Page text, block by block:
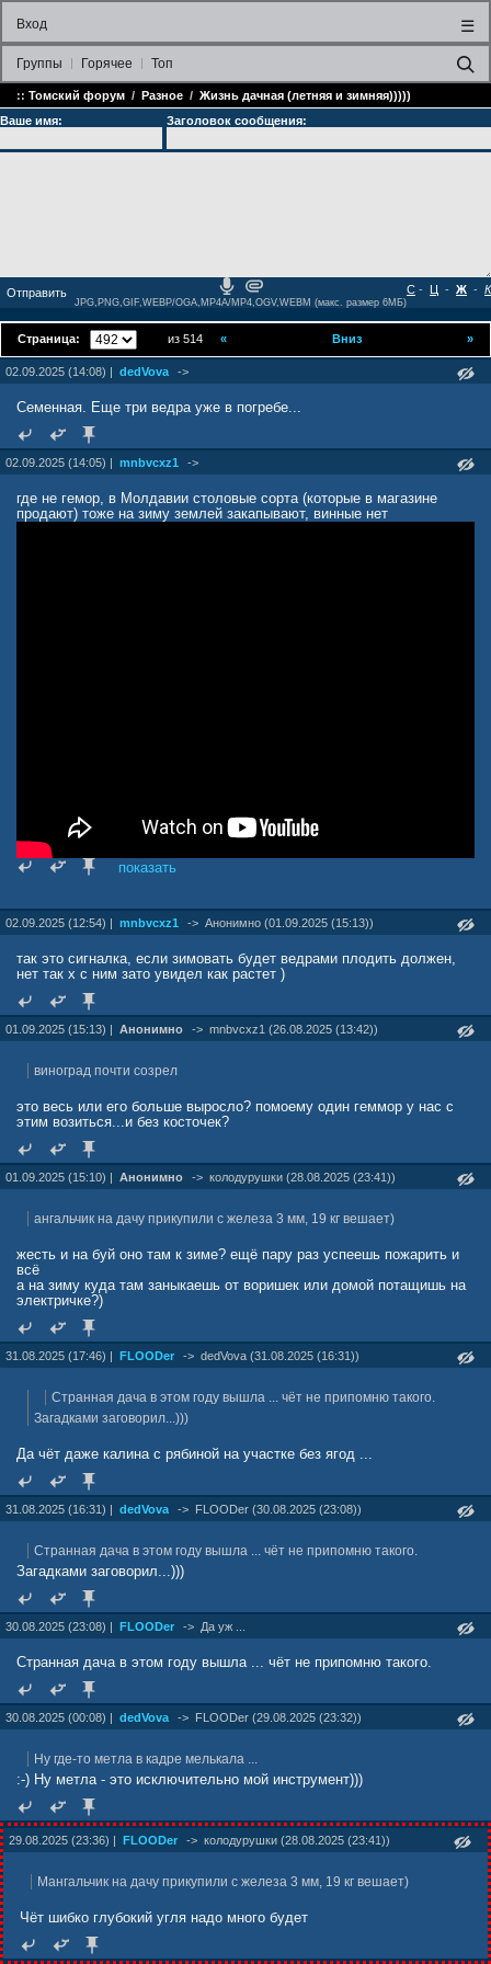
Вход ☰
Группы Горячее Топ
:: Томский форум / Разное / Жизнь дачная (летняя и зимняя)))))
Ваше имя:
Заголовок сообщения:
- Ц - Ж - К
С
JPG,PNG,GIF,WEBP/OGA,MP4A/MP4,OGV,WEBM (макс. размер 6МБ)
Страница: из 514 »
« Вниз
02.09.2025 (14:08) | dedVova ->
Семенная. Еще три ведра уже в погребе...
02.09.2025 (14:05) | mnbvcxz1 ->
где не гемор, в Молдавии столовые сорта (которые в магазине
продают) тоже на зиму землей закапывают, винные нет
показать
02.09.2025 (12:54) | mnbvcxz1 -> Анонимно (01.09.2025 (15:13))
так это сигналка, если зимовать будет ведрами плодить должен,
нет так х с ним зато увидел как растет )
01.09.2025 (15:13) | Анонимно -> mnbvcxz1 (26.08.2025 (13:42))
виноград почти созрел
это весь или его больше выросло? помоему один геммор у нас с
этим возиться...и без косточек?
01.09.2025 (15:10) | Анонимно -> колодурушки (28.08.2025 (23:41))
ангальчик на дачу прикупили с железа 3 мм, 19 кг вешает)
жесть и на буй оно там к зиме? ещё пару раз успеешь пожарить и
всё
а на зиму куда там заныкаешь от воришек или домой потащишь на
электричке?)
31.08.2025 (17:46) | FLOODer -> dedVova (31.08.2025 (16:31))
Странная дача в этом году вышла ... чёт не припомню такого.
Загадками заговорил...)))
Да чёт даже калина с рябиной на участке без ягод ...
31.08.2025 (16:31) | dedVova -> FLOODer (30.08.2025 (23:08))
Странная дача в этом году вышла ... чёт не припомню такого.
Загадками заговорил...)))
30.08.2025 (23:08) | FLOODer -> Да уж ...
Странная дача в этом году вышла ... чёт не припомню такого.
30.08.2025 (00:08) | dedVova -> FLOODer (29.08.2025 (23:32))
Ну где-то метла в кадре мелькала ...
:-) Ну метла - это исключительно мой инструмент)))
29.08.2025 (23:36) | FLOODer -> колодурушки (28.08.2025 (23:41))
Мангальчик на дачу прикупили с железа 3 мм, 19 кг вешает)
Чёт шибко глубокий угля надо много будет